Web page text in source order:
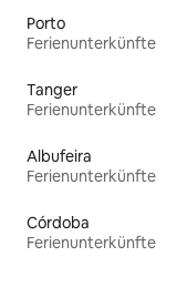
Porto
Ferienunterkünfte
Tanger
Ferienunterkünfte
Albufeira
Ferienunterkünfte
Córdoba
Ferienunterkünfte